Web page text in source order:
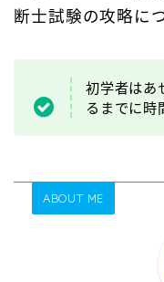
断士試験の攻略に
初学者はあ
るまでに時
ABOUT ME